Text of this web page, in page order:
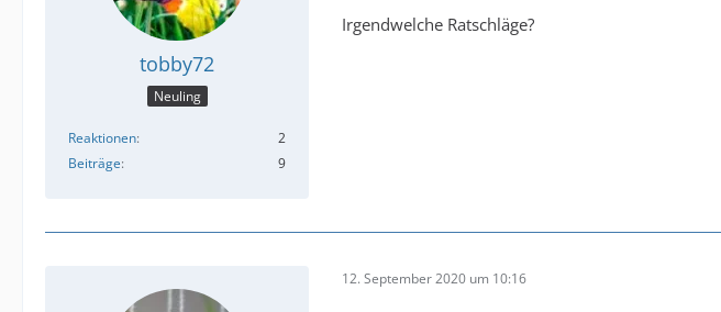
tobby72
Neuling
Reaktionen
2
Beiträge
9
Irgendwelche Ratschläge?
12. September 2020 um 10:16